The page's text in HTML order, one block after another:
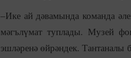
–Ике ай дәвамында команда
мәгълүмат туплады. Музей
эшләренә өйрәндек.